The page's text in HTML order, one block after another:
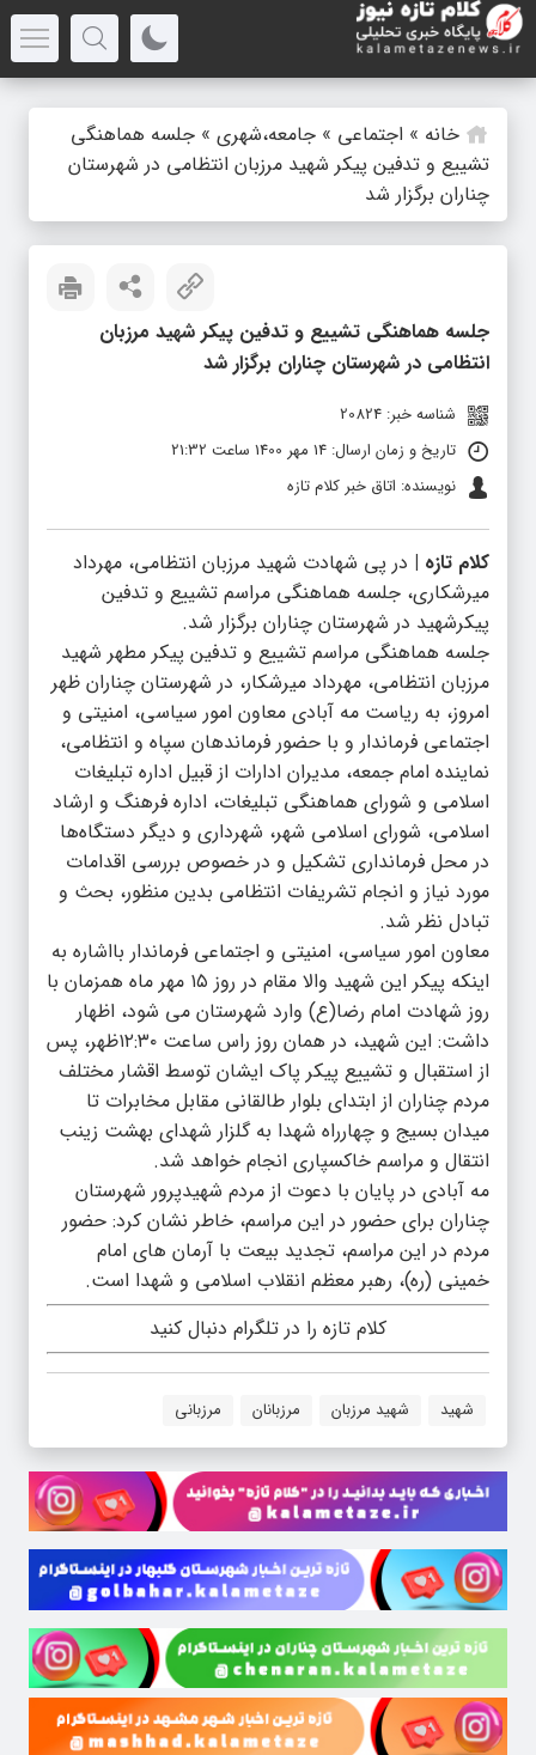
خانه » اجتماعی » جامعه،شهری » جلسه هماهنگی
تشییع و تدفین پیکر شهید مرزبان انتظامی در شهرستان
چناران برگزار شد
جلسه هماهنگی تشییع و تدفین پیکر شهید مرزبان
انتظامی در شهرستان چناران برگزار شد
شناسه خبر: 20824
تاریخ و زمان ارسال: 14 مهر 1400 ساعت 21:32
نویسنده: اتاق خبر کلام تازه
کلام تازه | در پی شهادت شهید مرزبان انتظامی، مهرداد
میرشکاری، جلسه هماهنگی مراسم تشییع و تدفین
پیکرشهید در شهرستان چناران برگزار شد.
جلسه هماهنگی مراسم تشییع و تدفین پیکر مطهر شهید
مرزبان انتظامی، مهرداد میرشکار، در شهرستان چناران ظهر
امروز، به ریاست مه آبادی معاون امور سیاسی، امنیتی و
اجتماعی فرماندار و با حضور فرماندهان سپاه و انتظامی،
نماینده امام جمعه، مدیران ادارات از قبیل اداره تبلیغات
اسلامی و شورای هماهنگی تبلیغات، اداره فرهنگ و ارشاد
اسلامی، شورای اسلامی شهر، شهرداری و دیگر دستگاه‌ها
در محل فرمانداری تشکیل و در خصوص بررسی اقدامات
مورد نیاز و انجام تشریفات انتظامی بدین منظور، بحث و
تبادل نظر شد.
معاون امور سیاسی، امنیتی و اجتماعی فرماندار بااشاره به
اینکه پیکر این شهید والا مقام در روز ۱۵ مهر ماه همزمان با
روز شهادت امام رضا(ع) وارد شهرستان می شود، اظهار
داشت: این شهید، در همان روز راس ساعت ۱۲:۳۰ظهر، پس
از استقبال و تشییع پیکر پاک ایشان توسط اقشار مختلف
مردم چناران از ابتدای بلوار طالقانی مقابل مخابرات تا
میدان بسیج و چهارراه شهدا به گلزار شهدای بهشت زینب
انتقال و مراسم خاکسپاری انجام خواهد شد.
مه آبادی در پایان با دعوت از مردم شهیدپرور شهرستان
چناران برای حضور در این مراسم، خاطر نشان کرد: حضور
مردم در این مراسم، تجدید بیعت با آرمان های امام
خمینی (ره)، رهبر معظم انقلاب اسلامی و شهدا است.
کلام تازه را در تلگرام دنبال کنید
شهید شهید مرزبان مرزبانان مرزبانی